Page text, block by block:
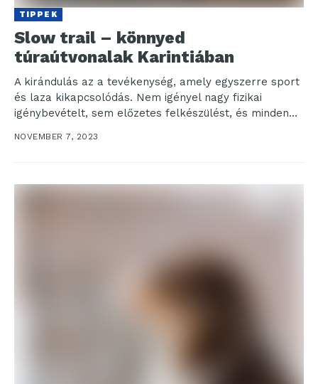
TIPPEK
Slow trail – könnyed
túraútvonalak Karintiában
A kirándulás az a tevékenység, amely egyszerre sport
és laza kikapcsolódás. Nem igényel nagy fizikai
igénybevételt, sem előzetes felkészülést, és minden
NOVEMBER 7, 2023